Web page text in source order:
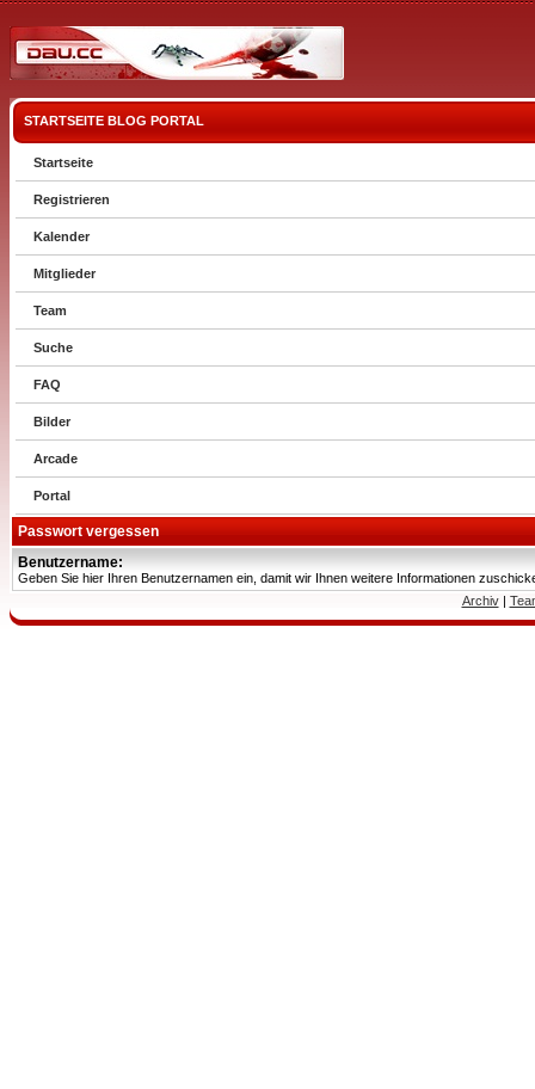
STARTSEITE BLOG PORTAL
Startseite
Registrieren
Kalender
Mitglieder
Team
Suche
FAQ
Bilder
Arcade
Portal
Passwort vergessen
Benutzername:
Geben Sie hier Ihren Benutzernamen ein, damit wir Ihnen weitere Informationen
Archiv|